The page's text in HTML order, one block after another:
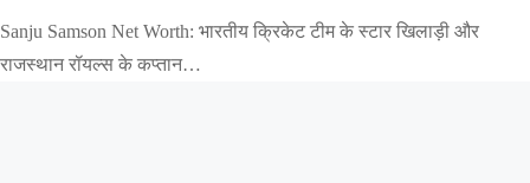
Sanju Samson Net Worth: भारतीय क्रिकेट टीम के स्टार खिलाड़ी और
राजस्थान रॉयल्स के कप्तान…